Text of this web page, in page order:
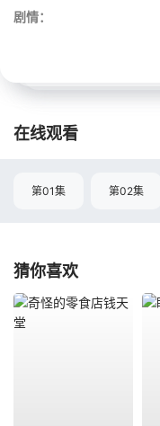
剧情：
在线观看
第01集 第02集
猜你喜欢